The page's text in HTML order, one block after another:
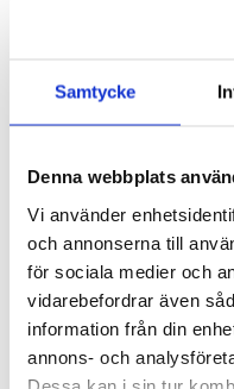
Samtycke
Denna webbplats
Vi använder
och annonserna till
för sociala medier och
vidarebefordrar även
information från din
annons- och
Dessa kan i sin tur
- Körning: Njut av ett säkert
pekskärmskompatibilitet, vilket
utomhusaktiviteter.
- Hållbar och pålitlig: Tillverkad av
regelbunden användning och
Pekskärmshandskar är
ledningsförmågan hos mänsklig
innovation gör det möjligt för
bekvämlighet i kallt väder.
Uppgradera din friluftsutrustning